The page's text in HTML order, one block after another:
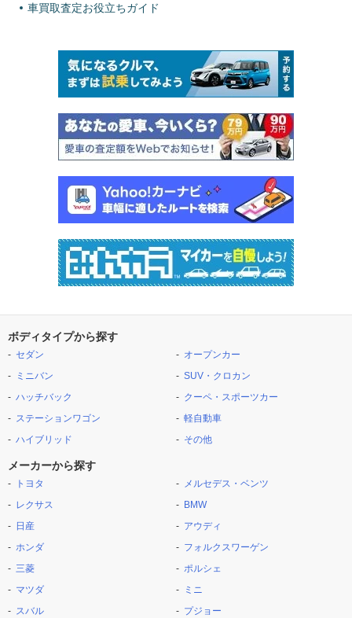
車買取査定お役立ちガイド
ボディタイプから探す
セダン
ミニバン
ハッチバック
ステーションワゴン
ハイブリッド
オープンカー
SUV・クロカン
クーペ・スポーツカー
軽自動車
その他
メーカーから探す
トヨタ
レクサス
日産
ホンダ
三菱
マツダ
スバル
メルセデス・ベンツ
BMW
アウディ
フォルクスワーゲン
ポルシェ
ミニ
プジョー